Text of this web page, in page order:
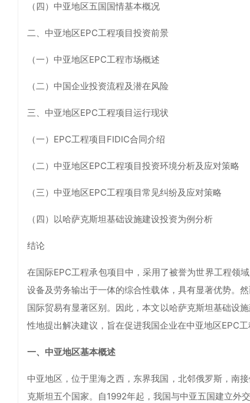
（四）中亚地区五国国情基本概况
二、中亚地区EPC工程项目投资前景
（一）中亚地区EPC工程市场概述
（二）中国企业投资流程及潜在风险
三、中亚地区EPC工程项目运行现状
（一）EPC工程项目FIDIC合同介绍
（二）中亚地区EPC工程项目投资环境分析及应对策略
（三）中亚地区EPC工程项目常见纠纷及应对策略
（四）以哈萨克斯坦基础设施建设投资为例分析
结论
在国际EPC工程承包项目中，采用了被誉为世界工程领
设备及劳务输出于一体的综合性载体，具有显著优势。
国际贸易有显著区别。因此，本文以哈萨克斯坦基础设
性地提出解决建议，旨在促进我国企业在中亚地区EPC工
一、中亚地区基本概述
中亚地区，位于里海之西，东界我国，北邻俄罗斯，南
克斯坦五个国家。自1992年起，我国与中亚五国建立外交